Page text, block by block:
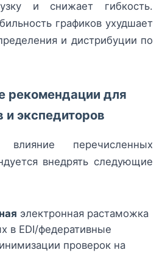
и снижает гибкость.
графиков ухудшает
и дистрибуции по
рекомендации для
и экспедиторов
перечисленных
внедрять следующие
электронная растаможка
в EDI/федеративные
проверок на